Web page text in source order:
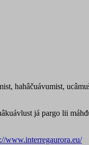
hahâčuávumist,
já pargo lii
www.interregaurora.eu/